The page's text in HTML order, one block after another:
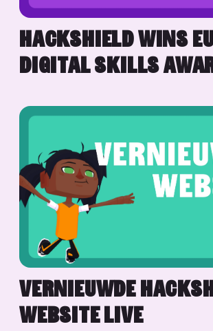
HACKSHIELD WINS
DIGITAL SKILLS
VERNIEUWDE
WEBSITE LIVE